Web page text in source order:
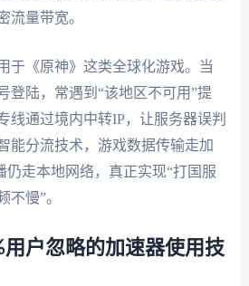
流量带宽。
于《原神》这类全球化游戏。当
登陆，常遇到“该地区不可用”提
线通过境内中转IP，让服务器误判
能分流技术，游戏数据传输走加
仍走本地网络，真正实现“打国服
不慢”。
户忽略的加速器使用技